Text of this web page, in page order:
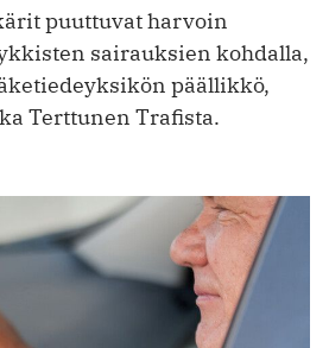
puuttuvat harvoin
sairauksien kohdalla,
päällikkö,
Terttunen Trafista.